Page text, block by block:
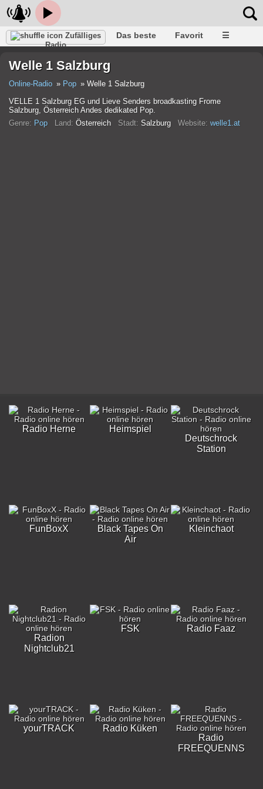
Zufälliges
Radio
Das beste Favorit ☰
Welle 1 Salzburg
Online-Radio Pop
Welle 1 Salzburg
VELLE 1 Salzburg EG und Lieve Senders broadkasting Frome
Salzburg, Österreich Andes dedikated Pop.
Genre: Pop Land: Österreich Stadt: Salzburg Website: welle1.at
Radio Herne
Heimspiel
Deutschrock
Station
FunBoxX
Black Tapes On
Air
Kleinchaot
Radion
Nightclub21
FSK Radio Faaz
yourTRACK
Radio Küken
Radio
FREEQUENNS